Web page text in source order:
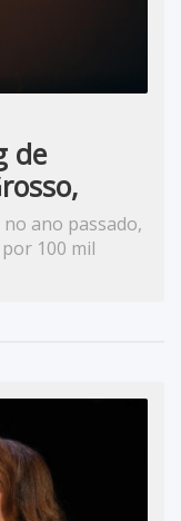
de
ano passado,
100 mil